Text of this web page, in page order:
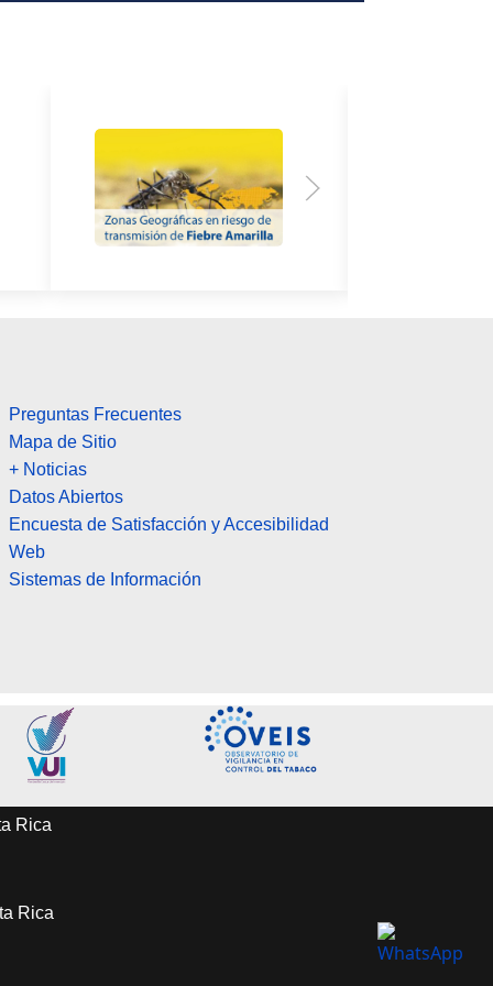
Preguntas Frecuentes
Mapa de Sitio
+ Noticias
Datos Abiertos
Encuesta de Satisfacción y Accesibilidad
Web
Sistemas de Información
Rica
Rica